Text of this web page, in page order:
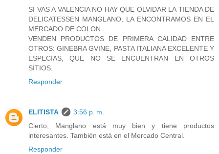
SI VAS A VALENCIA NO HAY QUE OLVIDAR LA TIENDA DE
DELICATESSEN MANGLANO, LA ENCONTRAMOS EN EL
MERCADO DE COLON.
VENDEN PRODUCTOS DE PRIMERA CALIDAD ENTRE
OTROS: GINEBRA GVINE, PASTA ITALIANA EXCELENTE Y
ESPECIAS, QUE NO SE ENCUENTRAN EN OTROS
SITIOS.
Responder
ELITISTA
3:56 p. m.
Cierto, Manglano está muy bien y tiene productos
interesantes. También está en el Mercado Central.
Responder